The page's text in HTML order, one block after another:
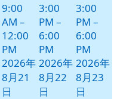
9:00
AM –
12:00
PM
2026年
8月21
日
3:00
PM –
6:00
PM
2026年
8月22
日
3:00
PM –
6:00
PM
2026年
8月23
日